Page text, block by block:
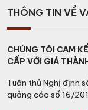
THÔNG TIN VỀ
CHÚNG TÔI CAM
CẤP VỚI GIÁ
Tuân thủ Nghị định
quảng cáo số 16/